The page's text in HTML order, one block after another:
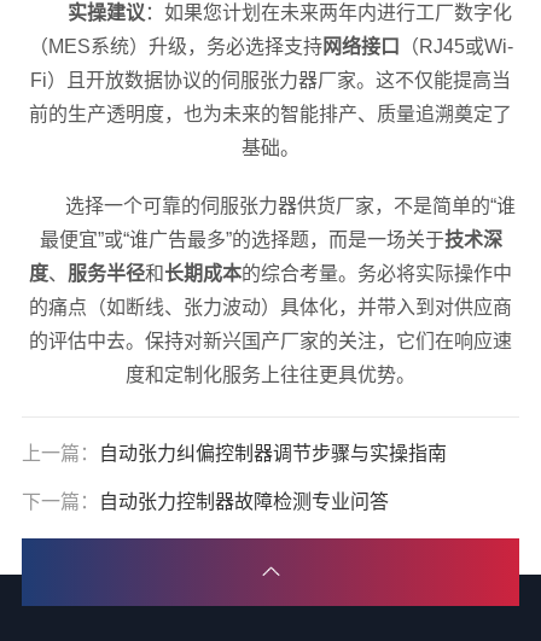
实操建议 ：如果您计划在未来两年内进行工厂数字化
（MES系统）升级，务必选择支持网络接口
（RJ45或Wi-
Fi）且开放数据协议的伺服张力器厂家。这不仅能提高当
前的生产透明度，也为未来的智能排产、质量追溯奠定了
基础。
选择一个可靠的伺服张力器供货厂家，不是简单的“谁
最便宜”或“谁广告最多”的选择题，而是一场关于技术深
度、 服务半径和长期成本的综合考量。务必将实际操作中
的痛点（如断线、张力波动）具体化，并带入到对供应商
的评估中去。保持对新兴国产厂家的关注，它们在响应速
度和定制化服务上往往更具优势。
上一篇： 自动张力纠偏控制器调节步骤与实操指南
下一篇： 自动张力控制器故障检测专业问答